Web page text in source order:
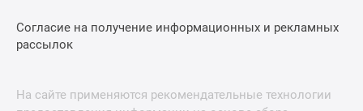
Согласие на получение информационных и рекламных
рассылок
На сайте применяются рекомендательные технологии